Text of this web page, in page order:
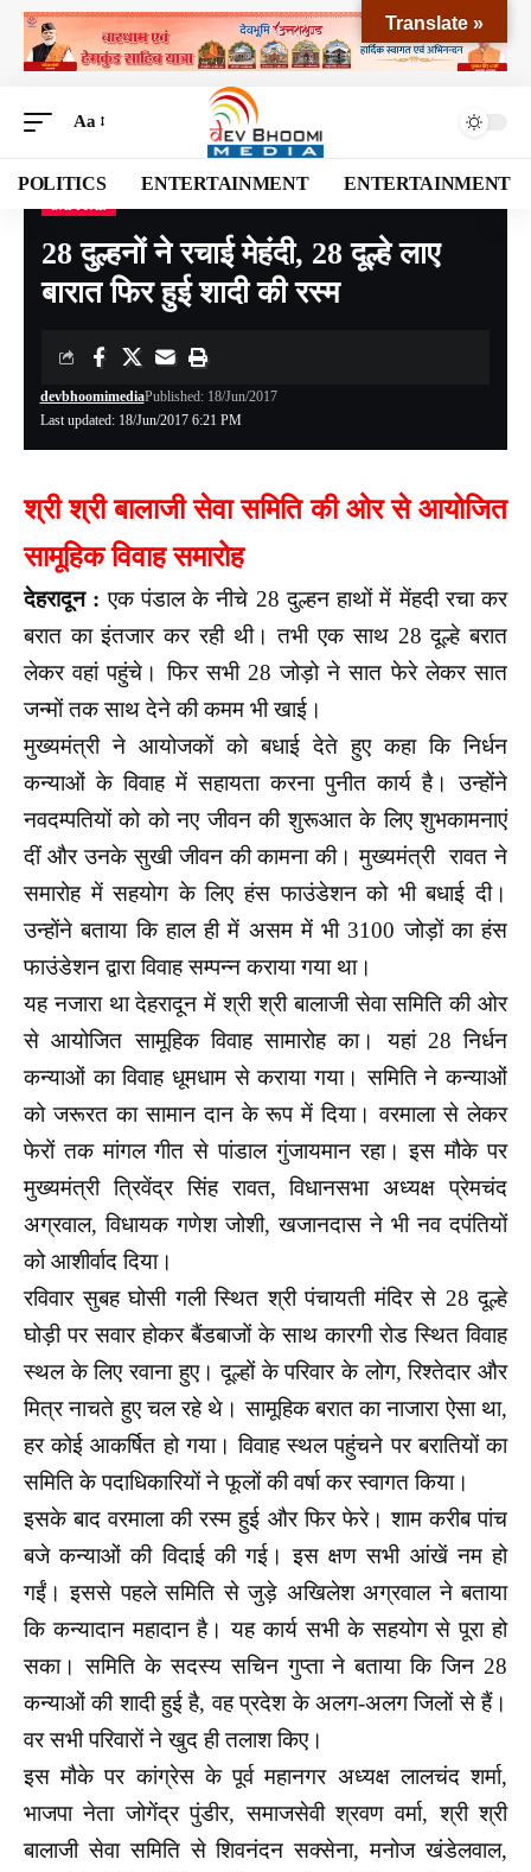
Aa
POLITICS ENTERTAINMENT ENTERTAINMENT
Devbhoomi Media>Blog>NATIONAL>CAPITAL>28 दुल्हनों ने रचाई मेहंदी, 28 दूल्हे लाए बारात फिर हुई शादी की रस्म
28 दुल्हनों ने रचाई मेहंदी, 28 दूल्हे लाए
बारात फिर हुई शादी की रस्म
Last updated: 18/Jun/2017 6:21 PM
devbhoomimediaPublished: 18/Jun/2017
श्री श्री बालाजी सेवा समिति की ओर से आयोजित
सामूहिक विवाह समारोह
देहरादून : एक पंडाल के नीचे 28 दुल्हन हाथों में मेंहदी रचा कर
बरात का इंतजार कर रही थी। तभी एक साथ 28 दूल्हे बरात
लेकर वहां पहुंचे। फिर सभी 28 जोड़ो ने सात फेरे लेकर सात
जन्मों तक साथ देने की कमम भी खाई।
मुख्यमंत्री ने आयोजकों को बधाई देते हुए कहा कि निर्धन
कन्याओं के विवाह में सहायता करना पुनीत कार्य है। उन्होंने
नवदम्पतियों को को नए जीवन की शुरूआत के लिए शुभकामनाएं
दीं और उनके सुखी जीवन की कामना की। मुख्यमंत्री रावत ने
समारोह में सहयोग के लिए हंस फाउंडेशन को भी बधाई दी।
उन्होंने बताया कि हाल ही में असम में भी 3100 जोड़ों का हंस
फाउंडेशन द्वारा विवाह सम्पन्न कराया गया था।
यह नजारा था देहरादून में श्री श्री बालाजी सेवा समिति की ओर
से आयोजित सामूहिक विवाह सामारोह का। यहां 28 निर्धन
कन्याओं का विवाह धूमधाम से कराया गया। समिति ने कन्याओं
को जरूरत का सामान दान के रूप में दिया। वरमाला से लेकर
फेरों तक मांगल गीत से पांडाल गुंजायमान रहा। इस मौके पर
मुख्यमंत्री त्रिवेंद्र सिंह रावत, विधानसभा अध्यक्ष प्रेमचंद
अग्रवाल, विधायक गणेश जोशी, खजानदास ने भी नव दपंतियों
को आशीर्वाद दिया।
रविवार सुबह घोसी गली स्थित श्री पंचायती मंदिर से 28 दूल्हे
घोड़ी पर सवार होकर बैंडबाजों के साथ कारगी रोड स्थित विवाह
स्थल के लिए रवाना हुए। दूल्हों के परिवार के लोग, रिश्तेदार और
मित्र नाचते हुए चल रहे थे। सामूहिक बरात का नाजारा ऐसा था,
हर कोई आकर्षित हो गया। विवाह स्थल पहुंचने पर बरातियों का
समिति के पदाधिकारियों ने फूलों की वर्षा कर स्वागत किया।
इसके बाद वरमाला की रस्म हुई और फिर फेरे। शाम करीब पांच
बजे कन्याओं की विदाई की गई। इस क्षण सभी आंखें नम हो
गईं। इससे पहले समिति से जुड़े अखिलेश अग्रवाल ने बताया
कि कन्यादान महादान है। यह कार्य सभी के सहयोग से पूरा हो
सका। समिति के सदस्य सचिन गुप्ता ने बताया कि जिन 28
कन्याओं की शादी हुई है, वह प्रदेश के अलग-अलग जिलों से हैं।
वर सभी परिवारों ने खुद ही तलाश किए।
इस मौके पर कांग्रेस के पूर्व महानगर अध्यक्ष लालचंद शर्मा,
भाजपा नेता जोगेंद्र पुंडीर, समाजसेवी श्रवण वर्मा, श्री श्री
बालाजी सेवा समिति से शिवनंदन सक्सेना, मनोज खंडेलवाल,
Translate »